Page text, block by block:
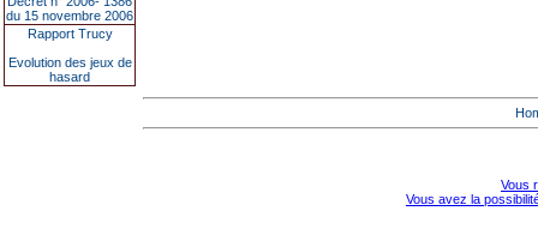
du 15 novembre 2006
Rapport Trucy
Evolution des jeux de
hasard
Vous
Vous avez la